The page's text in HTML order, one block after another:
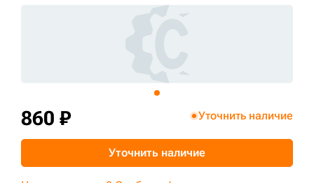
860 ₽ Уточнить наличие
Уточнить наличие
+7 (499) 394-50-93